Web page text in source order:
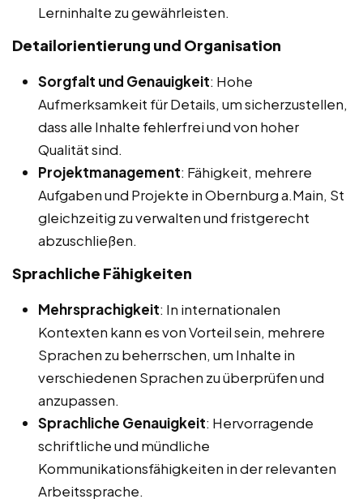
Lerninhalte zu gewährleisten.
Detailorientierung und Organisation
Sorgfalt und Genauigkeit: Hohe
Aufmerksamkeit für Details, um sicherzustellen,
dass alle Inhalte fehlerfrei und von hoher
Qualität sind.
Projektmanagement: Fähigkeit, mehrere
Aufgaben und Projekte in Obernburg a.Main, St
gleichzeitig zu verwalten und fristgerecht
abzuschließen.
Sprachliche Fähigkeiten
Mehrsprachigkeit: In internationalen
Kontexten kann es von Vorteil sein, mehrere
Sprachen zu beherrschen, um Inhalte in
verschiedenen Sprachen zu überprüfen und
anzupassen.
Sprachliche Genauigkeit: Hervorragende
schriftliche und mündliche
Kommunikationsfähigkeiten in der relevanten
Arbeitssprache.